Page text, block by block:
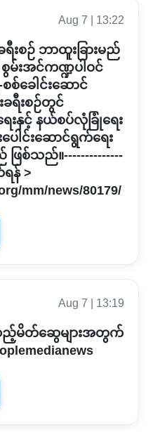
Aug 7 | 13:22
းစဉ် ဘာထူးခြားမည်
စွမ်းအင်ကဏ္ဍပါဝင်
စစ်ခေါင်းဆောင်
ရီးစဉ်တွင်
းနှင့် နယ်စပ်လုံခြုံရေး
ါင်းဆောင်ရွက်ရေး
ြစ်သည်။--------------
န် >
mm/news/80179/
Aug 7 | 13:19
ည့်မိတ်ဆွေများအတွက်